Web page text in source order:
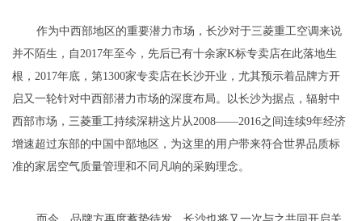
作为中西部地区的重要潜力市场，长沙对于三菱重工空调来说
并不陌生，自2017年至今，先后已有十余家K标专卖店在此落地生
根，2017年底，第1300家专卖店在长沙开业，尤其预示着品牌方开
启又一轮针对中西部潜力市场的深度布局。以长沙为据点，辐射中
西部市场，三菱重工持续深耕这片从2008——2016之间连续9年经济
增速超过东部的中国中部地区，为这里的用户带来符合世界品质标
准的家居空气质量管理和不同凡响的采购理念。